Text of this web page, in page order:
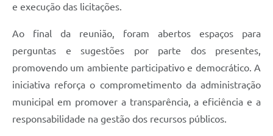
e execução das licitações.
Ao final da reunião, foram abertos espaços para
perguntas e sugestões por parte dos presentes,
promovendo um ambiente participativo e democrático. A
iniciativa reforça o comprometimento da administração
municipal em promover a transparência, a eficiência e a
responsabilidade na gestão dos recursos públicos.